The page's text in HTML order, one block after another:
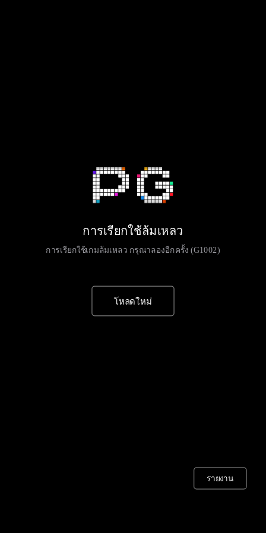
การเรียกใช้ล้มเหลว
การเรียกใช้เกมล้มเหลว กรุณาลองอีกครั้ง (G1002)
โหลดใหม่
รายงาน